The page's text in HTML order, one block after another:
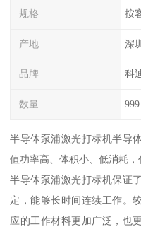
规格 按
产地 深
品牌 科
数量 999
半导体泵浦激光打标机半导
值功率高、体积小、低消耗，
半导体泵浦激光打标机保证
定，能够长时间连续工作。
应的工作材料更加广泛，也